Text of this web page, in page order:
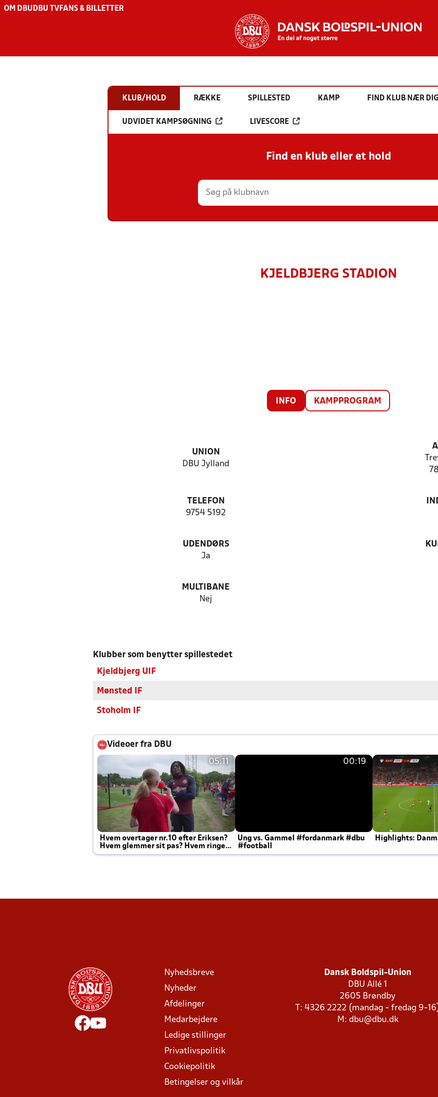
OM DBU DBU TV FANS & BILLETTER
KLUB/HOLD RÆKKE SPILLESTED KAMP FIND KLUB NÆR DIG
UDVIDET KAMPSØGNING LIVESCORE
Find en klub eller et hold
KJELDBJERG STADION
INFO KAMPPROGRAM
UNION
DBU Jylland
TELEFON
9754 5192
UDENDØRS
Ja
MULTIBANE
Nej
Klubber som benytter spillestedet
Kjeldbjerg UIF
Mønsted IF
Stoholm IF
Videoer fra DBU
05:11
Hvem overtager nr.10 efter Eriksen?
Hvem glemmer sit pas? Hvem ringer
Joachim altid til efter kampe?
00:19
Ung vs. Gammel #fordanmark #dbu
#football
Highlights:
Nyhedsbreve
Nyheder
Afdelinger
Medarbejdere
Ledige stillinger
Privatlivspolitik
Cookiepolitik
Betingelser og vilkår
Dansk Boldspil-Union
DBU Allé 1
2605 Brøndby
T: 4326 2222 (mandag - fredag 9-
M: dbu@dbu.dk